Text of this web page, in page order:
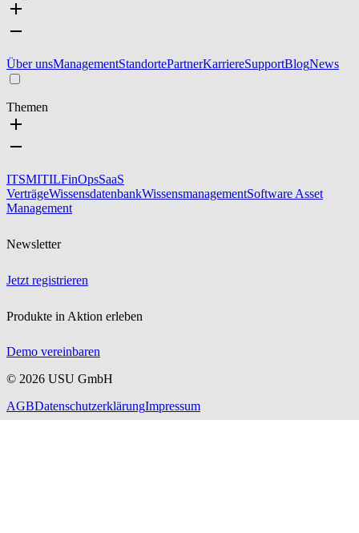
Über unsManagementStandortePartnerKarriereSupportBlogNews
Themen
ITSMITILFinOpsSaaS
VerträgeWissensdatenbankWissensmanagementSoftware Asset
Management
Newsletter
Jetzt registrieren
Produkte in Aktion erleben
Demo vereinbaren
© 2026 USU GmbH
AGBDatenschutzerklärungImpressum